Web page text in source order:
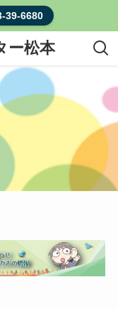
6680
ー松本